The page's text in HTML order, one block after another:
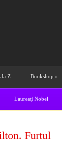
la Z Bookshop »
Laureaţi Nobel
Furtul